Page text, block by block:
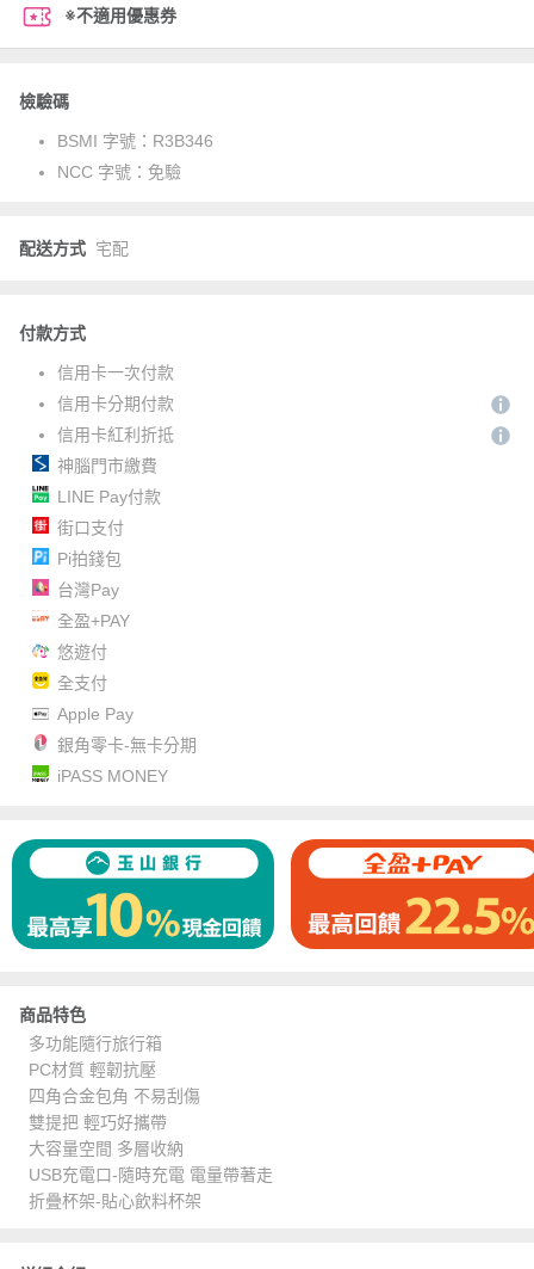
※不適用優惠券
檢驗碼
BSMI 字號： R3B346
NCC 字號： 免驗
配送方式 宅配
付款方式
信用卡一次付款
信用卡分期付款
信用卡紅利折抵
神腦門市繳費
LINE Pay付款
街口支付
Pi拍錢包
台灣Pay
全盈+PAY
悠遊付
全支付
Apple Pay
銀角零卡-無卡分期
iPASS MONEY
商品特色
多功能隨行旅行箱
PC材質 輕韌抗壓
四角合金包角 不易刮傷
雙提把 輕巧好攜帶
大容量空間 多層收納
USB充電口-隨時充電 電量帶著走
折疊杯架-貼心飲料杯架